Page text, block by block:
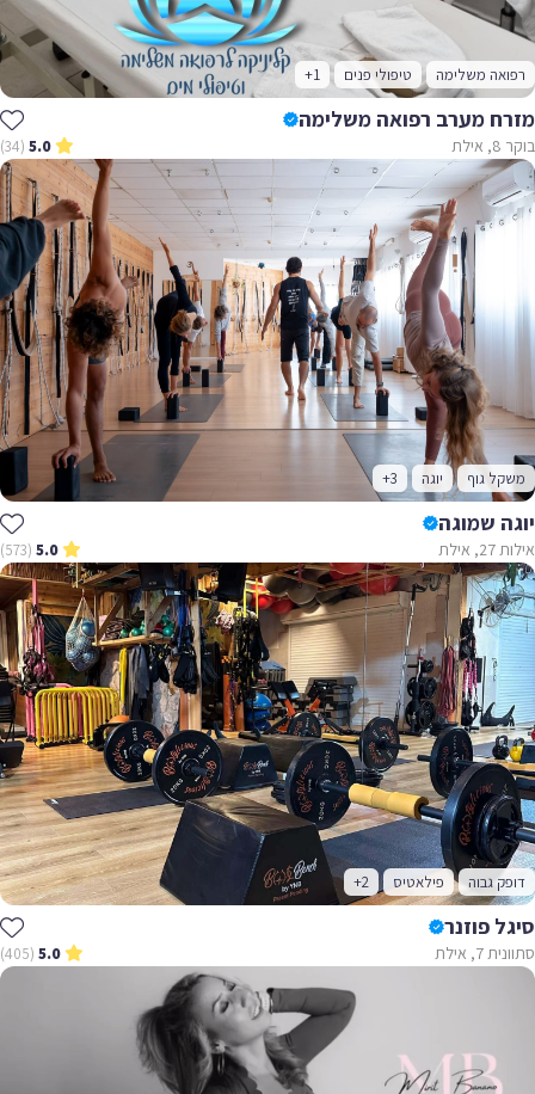
רפואה משלימה טיפולי פנים +1
מזרח מערב רפואה משלימה
בוקר 8, אילת 5.0
(34)
משקל גוף יוגה +3
יוגה שמוגה
אילות 27, אילת 5.0
(573)
דופק גבוה פילאטיס +2
סיגל פוזנר
סתוונית 7, אילת 5.0
(405)